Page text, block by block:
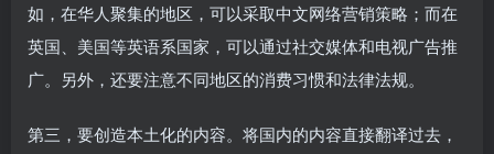
如，在华人聚集的地区，可以采取中文网络营销策略；而在
英国、美国等英语系国家，可以通过社交媒体和电视广告推
广。另外，还要注意不同地区的消费习惯和法律法规。
第三，要创造本土化的内容。将国内的内容直接翻译过去，